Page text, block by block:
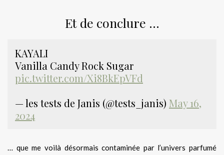
Et de conclure …
KAYALI
Vanilla Candy Rock Sugar
pic.twitter.com/Xi8BkEpVFd
— les tests de Janis (@tests_janis) May 16,
2024
… que me voilà désormais contaminée par l’univers parfumé